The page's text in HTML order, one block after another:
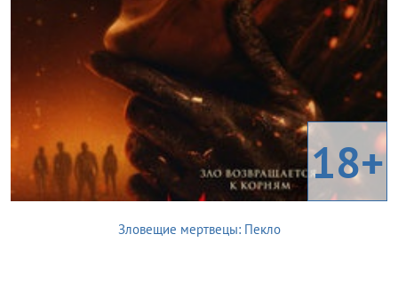
18+
Зловещие мертвецы: Пекло